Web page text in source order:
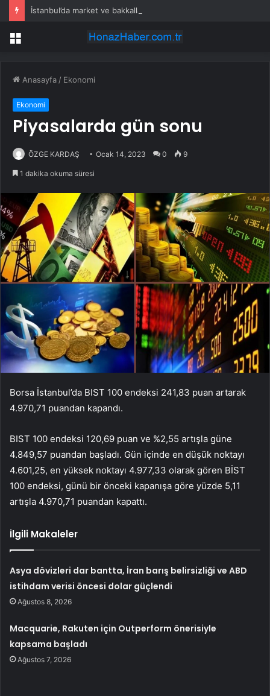
Menü
Anasayfa / Ekonomi
Ekonomi
Piyasalarda gün sonu
ÖZGE KARDAŞ Ocak 14, 2023 0 9
1 dakika okuma süresi
Borsa İstanbul’da BIST 100 endeksi 241,83 puan artarak
4.970,71 puandan kapandı.
BIST 100 endeksi 120,69 puan ve %2,55 artışla güne
4.849,57 puandan başladı. Gün içinde en düşük noktayı
4.601,25, en yüksek noktayı 4.977,33 olarak gören BİST
100 endeksi, günü bir önceki kapanışa göre yüzde 5,11
artışla 4.970,71 puandan kapattı.
İlgili Makaleler
Asya dövizleri dar bantta, İran barış belirsizliği ve ABD
istihdam verisi öncesi dolar güçlendi
Ağustos 8, 2026
Macquarie, Rakuten için Outperform önerisiyle
kapsama başladı
Ağustos 7, 2026